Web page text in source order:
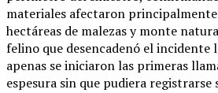
materiales afectaron principalmente
hectáreas de malezas y monte
felino que desencadenó el
apenas se iniciaron las primeras
espesura sin que pudiera registrarse